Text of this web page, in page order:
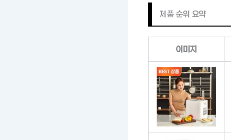
제품 순위 요약
이미지